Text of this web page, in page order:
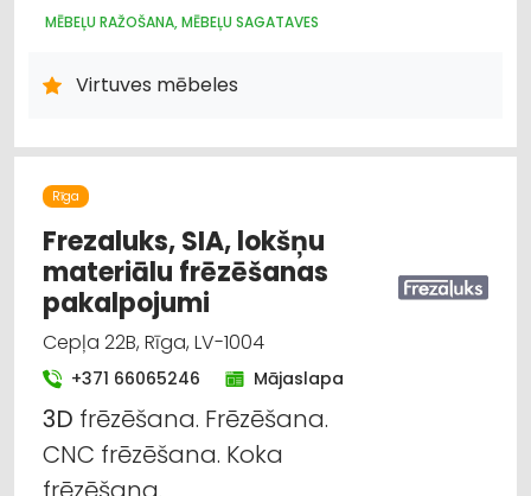
Būvmateriālu, būvkonstrukciju ražošana
Celtniecības un remonta darbi
MĒBEĻU RAŽOŠANA, MĒBEĻU SAGATAVES
Virtuves mēbeles
Rīga
Frezaluks, SIA, lokšņu
materiālu frēzēšanas
pakalpojumi
Cepļa 22B, Rīga, LV-1004
+371 66065246 Mājaslapa
3D frēzēšana. Frēzēšana.
CNC frēzēšana. Koka